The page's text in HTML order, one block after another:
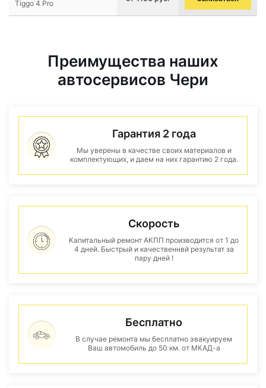
Tiggo 4 Pro
Преимущества наших
автосервисов Чери
Гарантия 2 года
Мы уверены в качестве своих материалов и
комплектующих, и даем на них гарантию 2 года.
Скорость
Капитальный ремонт АКПП производится от 1 до
4 дней. Быстрый и качественнвй результат за
пару дней !
Бесплатно
В случае ремонта мы бесплатно эвакуируем
Ваш автомобиль до 50 км. от МКАД-а